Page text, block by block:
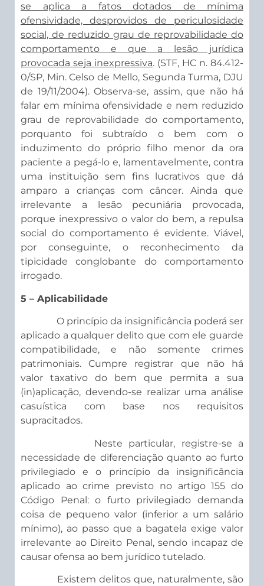
se aplica a fatos dotados de mínima
ofensividade, desprovidos de periculosidade
social, de reduzido grau de reprovabilidade do
comportamento e que a lesão jurídica
provocada seja inexpressiva. (STF, HC n. 84.412-
0/SP, Min. Celso de Mello, Segunda Turma, DJU
de 19/11/2004). Observa-se, assim, que não há
falar em mínima ofensividade e nem reduzido
grau de reprovabilidade do comportamento,
porquanto foi subtraído o bem com o
induzimento do próprio filho menor da ora
paciente a pegá-lo e, lamentavelmente, contra
uma instituição sem fins lucrativos que dá
amparo a crianças com câncer. Ainda que
irrelevante a lesão pecuniária provocada,
porque inexpressivo o valor do bem, a repulsa
social do comportamento é evidente. Viável,
por conseguinte, o reconhecimento da
tipicidade conglobante do comportamento
irrogado.
5 – Aplicabilidade
O princípio da insignificância poderá ser
aplicado a qualquer delito que com ele guarde
compatibilidade, e não somente crimes
patrimoniais. Cumpre registrar que não há
valor taxativo do bem que permita a sua
(in)aplicação, devendo-se realizar uma análise
casuística com base nos requisitos
supracitados.
Neste particular, registre-se a
necessidade de diferenciação quanto ao furto
privilegiado e o princípio da insignificância
aplicado ao crime previsto no artigo 155 do
Código Penal: o furto privilegiado demanda
coisa de pequeno valor (inferior a um salário
mínimo), ao passo que a bagatela exige valor
irrelevante ao Direito Penal, sendo incapaz de
causar ofensa ao bem jurídico tutelado.
Existem delitos que, naturalmente, são